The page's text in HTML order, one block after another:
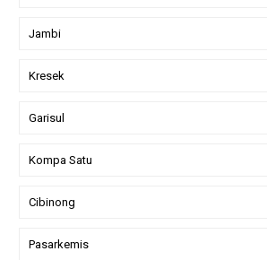
Jambi
Kresek
Garisul
Kompa Satu
Cibinong
Pasarkemis